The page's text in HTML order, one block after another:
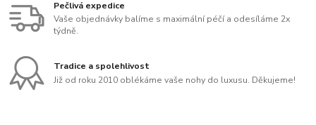
Pečlivá expedice
Vaše objednávky balíme s maximální péčí a odesíláme 2x
týdně.
Tradice a spolehlivost
Již od roku 2010 oblékáme vaše nohy do luxusu. Děkujeme!